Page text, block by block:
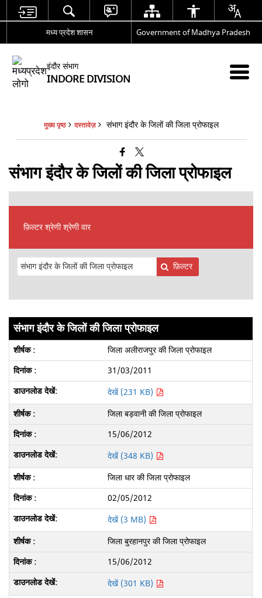
मध्य प्रदेश शासन Government of Madhya Pradesh
इंदौर संभाग
INDORE DIVISION
मुख्य पृष्ठ दस्तावेज़ संभाग इंदौर के जिलों की जिला प्रोफाइल
संभाग इंदौर के जिलों की जिला प्रोफाइल
फ़िल्टर श्रेणी श्रेणी वार
फ़िल्टर
संभाग इंदौर के जिलों की जिला प्रोफाइल
जिला अलीराजपुर की जिला प्रोफाइल
31/03/2011
देखें (231 KB)
जिला बड़वानी की जिला प्रोफाइल
15/06/2012
देखें (348 KB)
जिला धार की जिला प्रोफाइल
02/05/2012
देखें (3 MB)
जिला बुरहानपुर की जिला प्रोफाइल
15/06/2012
देखें (301 KB)